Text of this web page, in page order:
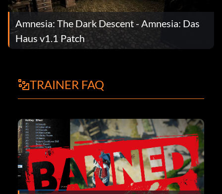
Amnesia: The Dark Descent - Amnesia: Das
Haus v1.1 Patch
TRAINER FAQ